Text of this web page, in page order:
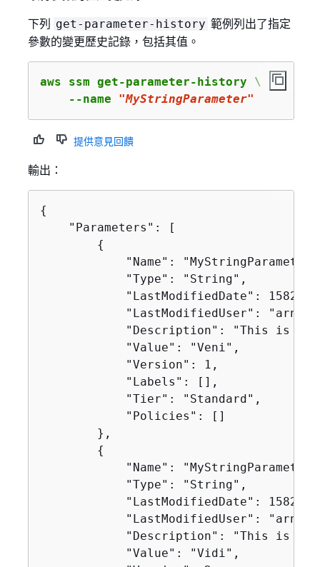
下列
get-parameter-history 範例列出了指定
參數的變更歷史記錄，包括其值。
aws ssm get-parameter-history \
    --name
"MyStringParameter"
提供意見回饋
輸出：
{
    "Parameters": [
{
"Name":
            "Type": "String",
"LastModifiedDate":
"LastModifiedUser":
"Description": "This is
            "Value": "Veni",
            "Version": 1,
            "Labels": [],
            "Tier": "Standard",
            "Policies": []
        },
{
"Name":
            "Type": "String",
"LastModifiedDate":
"LastModifiedUser":
"Description": "This is
            "Value": "Vidi",